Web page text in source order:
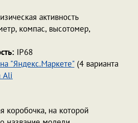
активность
компас, высотомер,
IP68
"Яндекс.Маркете" (4 варианта
Ali
коробочка, на которой